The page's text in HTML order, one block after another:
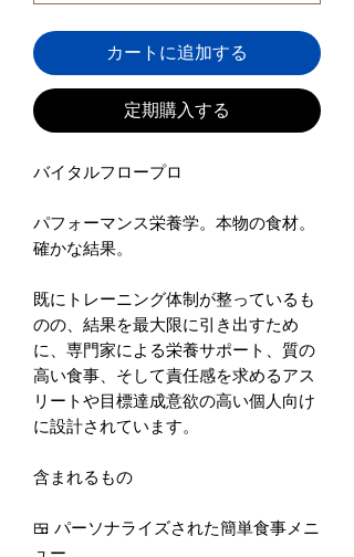
カートに追加する
定期購入する
バイタルフロープロ
パフォーマンス栄養学。本物の食材。
確かな結果。
既にトレーニング体制が整っているも
のの、結果を最大限に引き出すため
に、専門家による栄養サポート、質の
高い食事、そして責任感を求めるアス
リートや目標達成意欲の高い個人向け
に設計されています。
含まれるもの
🍱 パーソナライズされた簡単食事メニ
ュー